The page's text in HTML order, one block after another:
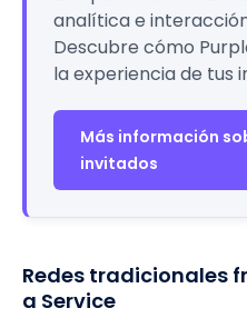
analítica e
Descubre cómo
la experiencia de tus
Más información
invitados
Redes tradicionales
a Service